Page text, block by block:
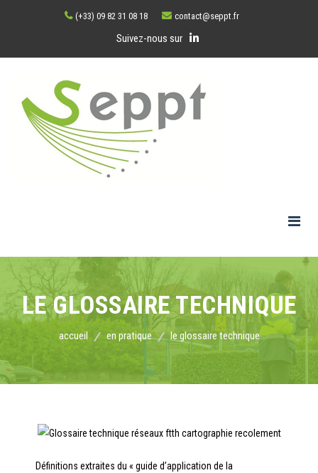
(+33) 09 82 31 08 18 contact@seppt.fr
Suivez-nous sur
LE GLOSSAIRE TECHNIQUE
accueil en pratique le glossaire technique
Définitions extraites du « guide d’application de la